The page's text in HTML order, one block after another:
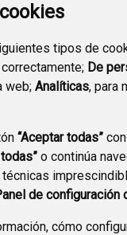
tipos de
De
web; Analíticas, para
“Aceptar todas”
o continúa
de configuración
cómo
DIRECTORIO
EMPRESARIAL
DE DATOS